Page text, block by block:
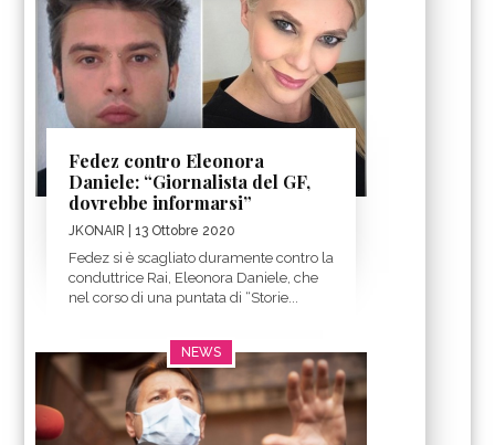
Fedez contro Eleonora
Daniele: “Giornalista del GF,
dovrebbe informarsi”
JKONAIR | 13 Ottobre 2020
Fedez si è scagliato duramente contro la
conduttrice Rai, Eleonora Daniele, che
nel corso di una puntata di “Storie...
NEWS